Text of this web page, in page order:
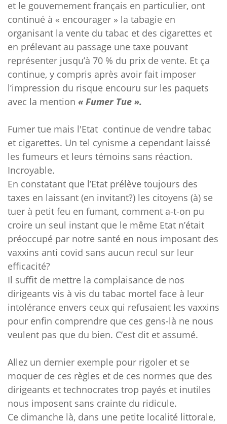
et le gouvernement français en particulier, ont
continué à « encourager » la tabagie en
organisant la vente du tabac et des cigarettes et
en prélevant au passage une taxe pouvant
représenter jusqu’à 70 % du prix de vente. Et ça
continue, y compris après avoir fait imposer
l’impression du risque encouru sur les paquets
avec la mention « Fumer Tue ».
Fumer tue mais l'Etat continue de vendre tabac
et cigarettes. Un tel cynisme a cependant laissé
les fumeurs et leurs témoins sans réaction.
Incroyable.
En constatant que l’Etat prélève toujours des
taxes en laissant (en invitant?) les citoyens (à) se
tuer à petit feu en fumant, comment a-t-on pu
croire un seul instant que le même Etat n’était
préoccupé par notre santé en nous imposant des
vaxxins anti covid sans aucun recul sur leur
efficacité?
Il suffit de mettre la complaisance de nos
dirigeants vis à vis du tabac mortel face à leur
intolérance envers ceux qui refusaient les vaxxins
pour enfin comprendre que ces gens-là ne nous
veulent pas que du bien. C’est dit et assumé.
Allez un dernier exemple pour rigoler et se
moquer de ces règles et de ces normes que des
dirigeants et technocrates trop payés et inutiles
nous imposent sans crainte du ridicule.
Ce dimanche là, dans une petite localité littorale,